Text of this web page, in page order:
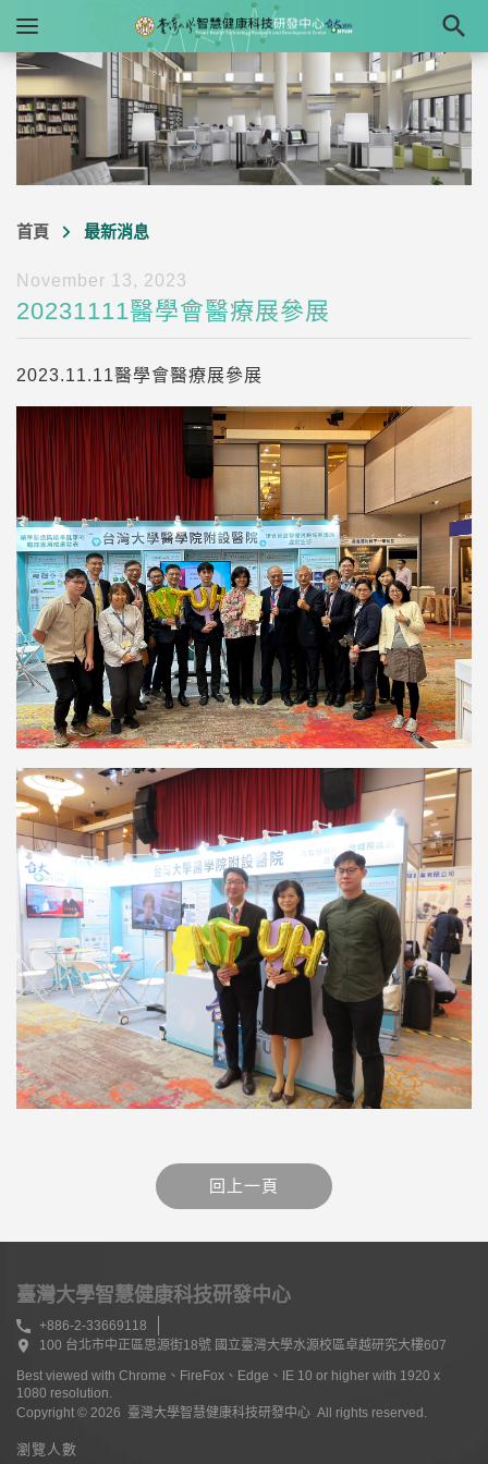

首頁 最新消息
November 13, 2023
20231111醫學會醫療展參展
2023.11.11醫學會醫療展參展
臺灣大學智慧健康科技研發中心
+886-2-33669118
100 台北市中正區思源街18號 國立臺灣大學水源校區卓越研究大樓607
Best viewed with Chrome、FireFox、Edge、IE 10 or higher with 1920 x
1080 resolution.
Copyright © 2026 臺灣大學智慧健康科技研發中心 All rights reserved.
瀏覽人數